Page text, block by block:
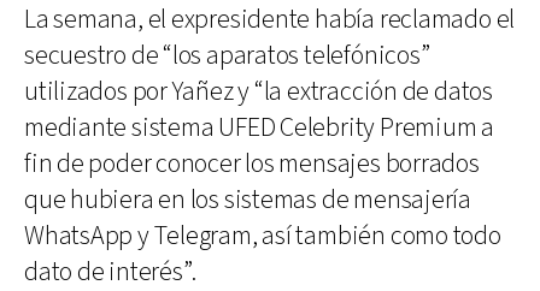
La semana, el expresidente había reclamado el
secuestro de “los aparatos telefónicos”
utilizados por Yañez y “la extracción de datos
mediante sistema UFED Celebrity Premium a
fin de poder conocer los mensajes borrados
que hubiera en los sistemas de mensajería
WhatsApp y Telegram, así también como todo
dato de interés”.